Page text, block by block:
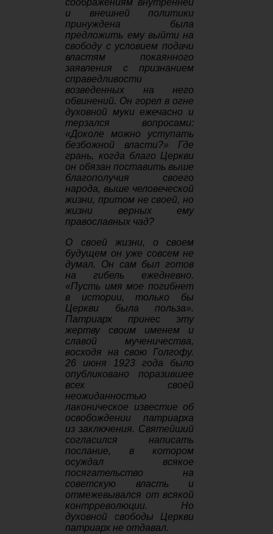
соображениям внутренней
и внешней политики
принуждена была
предложить ему выйти на
свободу с условием подачи
властям покаянного
заявления с признанием
справедливости
возведенных на него
обвинений. Он горел в огне
духовной муки ежечасно и
терзался вопросами:
«Доколе можно уступать
безбожной власти?» Где
грань, когда благо Церкви
он обязан поставить выше
благополучия своего
народа, выше человеческой
жизни, притом не своей, но
жизни верных ему
православных чад?
О своей жизни, о своем
будущем он уже совсем не
думал. Он сам был готов
на гибель ежедневно.
«Пусть имя мое погибнет
в истории, только бы
Церкви была польза».
Патриарх принес эту
жертву своим именем и
славой мученичества,
восходя на свою Голгофу.
26 июня 1923 года было
опубликовано поразившее
всех своей
неожиданностью
лаконическое известие об
освобождении патриарха
из заключения. Святейший
согласился написать
послание, в котором
осуждал всякое
посягательство на
советскую власть и
отмежевывался от всякой
контрреволюции. Но
духовной свободы Церкви
патриарх не отдавал.